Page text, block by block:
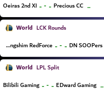
Oeiras 2nd XI .. - .. Precious CC ...
World LCK Rounds
Nongshim RedForce .. - .. DN SOOPers
World LPL Split
Bilibili Gaming .. - .. EDward Gaming ...